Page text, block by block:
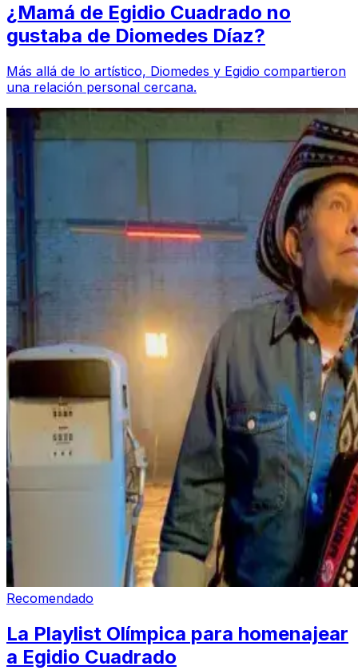
¿Mamá de Egidio Cuadrado no
gustaba de Diomedes Díaz?
Más allá de lo artístico, Diomedes y Egidio compartieron
una relación personal cercana.
Recomendado
La Playlist Olímpica para homenajear
a Egidio Cuadrado